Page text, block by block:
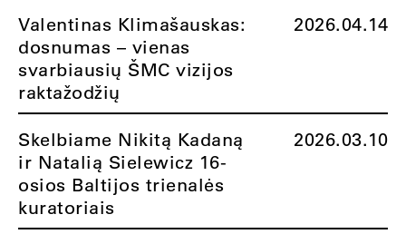
Valentinas Klimašauskas:
dosnumas – vienas
svarbiausių ŠMC vizijos
raktažodžių
2026.04.14
Skelbiame Nikitą Kadaną
ir Natalią Sielewicz 16-
osios Baltijos trienalės
kuratoriais
2026.03.10